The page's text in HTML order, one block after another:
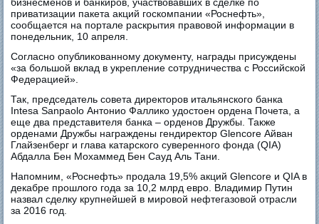
бизнесменов и банкиров, участвовавших в сделке по
приватизации пакета акций госкомпании «Роснефть»,
сообщается на портале раскрытия правовой информации в
понедельник, 10 апреля.
Согласно опубликованному документу, награды присуждены
«за большой вклад в укрепление сотрудничества с Российской
Федерацией».
Так, председатель совета директоров итальянского банка
Intesa Sanpaolo Антонио Фаллико удостоен ордена Почета, а
еще два представителя банка – орденов Дружбы. Также
орденами Дружбы награждены гендиректор Glencore Айван
Глайзенберг и глава катарского суверенного фонда (QIA)
Абдалла Бен Мохаммед Бен Сауд Аль Тани.
Напомним, «Роснефть» продала 19,5% акций Glencore и QIA в
декабре прошлого года за 10,2 млрд евро. Владимир Путин
назвал сделку крупнейшей в мировой нефтегазовой отрасли
за 2016 год.